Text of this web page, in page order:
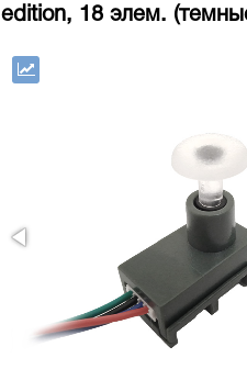
edition, 18 элем.